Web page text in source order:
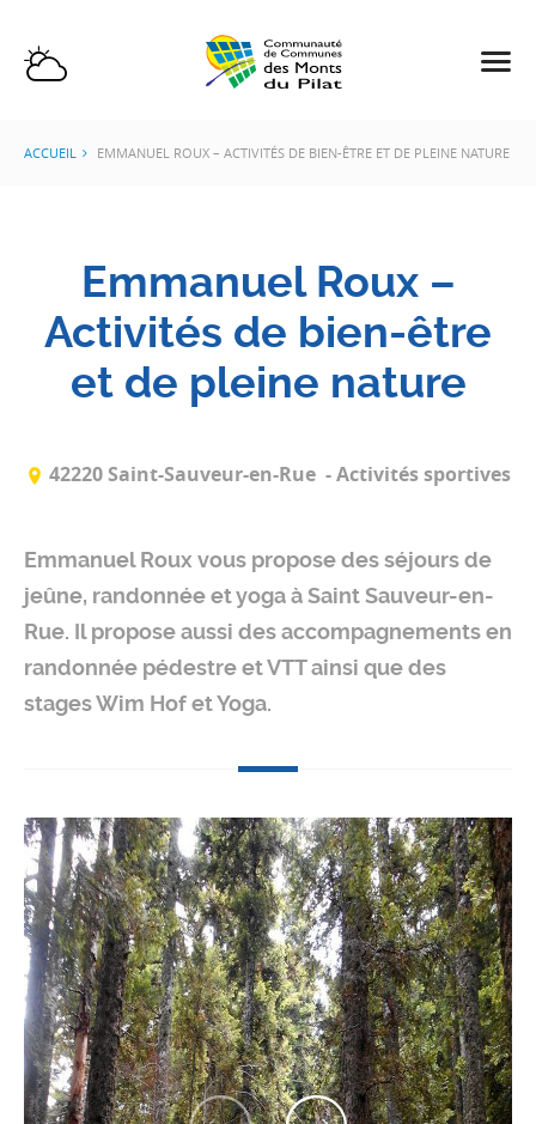
ACCUEIL EMMANUEL ROUX – ACTIVITÉS DE BIEN-ÊTRE ET DE PLEINE NATURE
Emmanuel Roux –
Activités de bien-être
et de pleine nature
42220 Saint-Sauveur-en-Rue - Activités sportives
Emmanuel Roux vous propose des séjours de
jeûne, randonnée et yoga à Saint Sauveur-en-
Rue. Il propose aussi des accompagnements en
randonnée pédestre et VTT ainsi que des
stages Wim Hof et Yoga.